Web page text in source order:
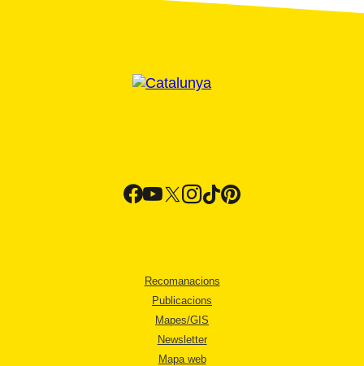
Recomanacions
Publicacions
Mapes/GIS
Newsletter
Mapa web